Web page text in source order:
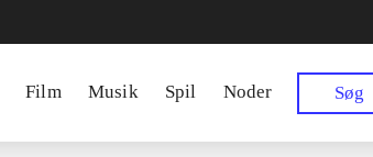
Film Musik Spil Noder Søg